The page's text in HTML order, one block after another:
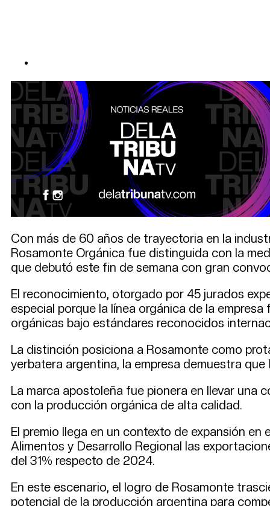
Con más de 60 años de trayectoria en la
Rosamonte Orgánica fue distinguida con la
que debutó este fin de semana con gran
El reconocimiento, otorgado por 45 jurados
especial porque la línea orgánica de la
orgánicas bajo estándares reconocidos
La distinción posiciona a Rosamonte como
yerbatera argentina, la empresa demuestra
La marca apostoleña fue pionera en llevar una
con la producción orgánica de alta calidad.
El premio llega en un contexto de expansión
Alimentos y Desarrollo Regional las
del 31% respecto de 2024.
En este escenario, el logro de Rosamonte
potencial de la producción argentina para